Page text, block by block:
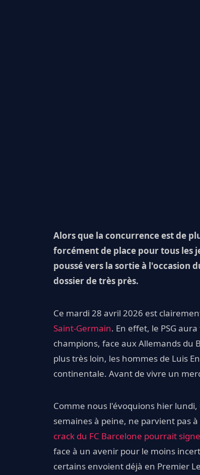
Alors que la concurrence est de
forcément de place pour tous les
poussé vers la sortie à l'occasion
dossier de très près.
Ce mardi 28 avril 2026 est
Saint-Germain. En effet, le PSG
champions, face aux Allemands du
plus très loin, les hommes de Luis
continentale. Avant de vivre un
Comme nous l'évoquions hier
semaines à peine, ne parvient pas
crack du FC Barcelone pourrait
face à un avenir pour le moins
certains envoient déjà en Premier